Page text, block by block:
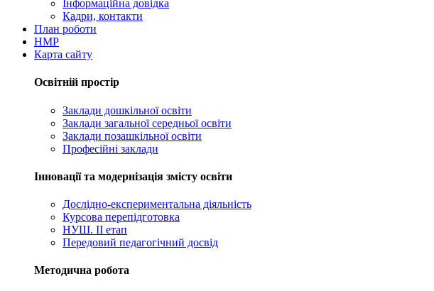
Інформаційна довідка
Кадри, контакти
План роботи
НМР
Карта сайту
Освітній простір
Заклади дошкільної освіти
Заклади загальної середньої освіти
Заклади позашкільної освіти
Професійні заклади
Інновації та модернізація змісту освіти
Дослідно-експериментальна діяльність
Курсова перепідготовка
НУШ. ІІ етап
Передовий педагогічний досвід
Методична робота